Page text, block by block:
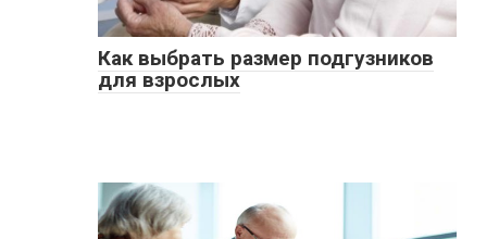
Как выбрать размер подгузников
для взрослых